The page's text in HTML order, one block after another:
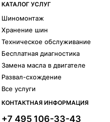
КАТАЛОГ УСЛУГ
Шиномонтаж
Хранение шин
Техническое обслуживание
Бесплатная диагностика
Замена масла в двигателе
Развал-схождение
Все услуги
КОНТАКТНАЯ ИНФОРМАЦИЯ
+7 495 106-33-43